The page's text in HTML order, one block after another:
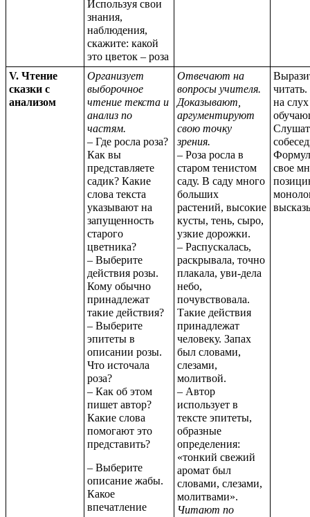
Используя свои
знания,
наблюдения,
скажите: какой
это цветок – роза
V. Чтение
сказки с
анализом
Организует
выборочное
чтение текста и
анализ по
частям.
– Где росла роза?
Как вы
представляете
садик? Какие
слова текста
указывают на
запущенность
старого
цветника?
– Выберите
действия розы.
Кому обычно
принадлежат
такие действия?
– Выберите
эпитеты в
описании розы.
Что источала
роза?
– Как об этом
пишет автор?
Какие слова
помогают это
представить?
– Выберите
описание жабы.
Какое
впечатление
Отвечают на
вопросы учителя.
Доказывают,
аргументируют
свою точку
зрения.
– Роза росла в
старом тенистом
саду. В саду много
больших
растений, высокие
кусты, тень, сыро,
узкие дорожки.
– Распускалась,
раскрывала, точно
плакала, уви-дела
небо,
почувствовала.
Такие действия
принадлежат
человеку. Запах
был словами,
слезами,
молитвой.
– Автор
использует в
тексте эпитеты,
образные
определения:
«тонкий свежий
аромат был
словами, слезами,
молитвами».
Читают по
на
свое